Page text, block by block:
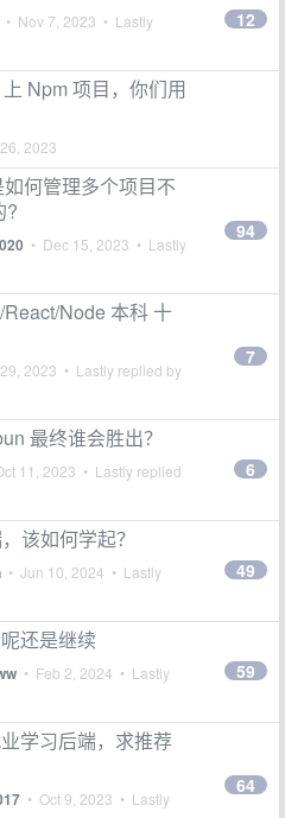
• Nov 7, 2023 • Lastly
12
Npm 项目，你们用
2023
何管理多个项目不
?
• Dec 15, 2023 • Lastly
94
Node 本科 十
2023 • Lastly replied by
7
最终谁会胜出？
11, 2023 • Lastly replied
6
该如何学起？
• Jun 10, 2024 • Lastly
49
还是继续
• Feb 2, 2024 • Lastly
59
学习后端，求推荐
• Oct 9, 2023 • Lastly
64